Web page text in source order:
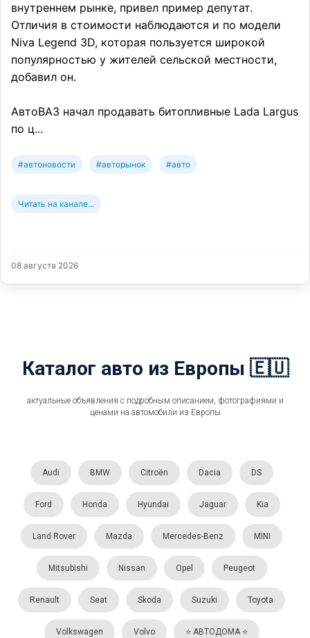
внутреннем рынке, привел пример депутат.
Отличия в стоимости наблюдаются и по модели
Niva Legend 3D, которая пользуется широкой
популярностью у жителей сельской местности,
добавил он.
АвтоВАЗ начал продавать битопливные Lada Largus
по ц...
#автоновости #авторынок #авто
Читать на канале...
08 августа 2026
Каталог авто из Европы 🇪🇺
актуальные объявления с подробным описанием, фотографиями и
ценами на автомобили из Европы
Audi BMW Citroën Dacia DS
Ford Honda Hyundai Jaguar Kia
Land Rover Mazda Mercedes-Benz MINI
Mitsubishi Nissan Opel Peugeot
Renault Seat Skoda Suzuki Toyota
Volkswagen Volvo ⭐️ АВТОДОМА ⭐️